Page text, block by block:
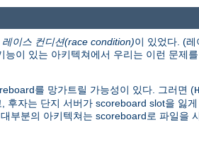
레이스 컨디션(race condition)이 있었다. (
이 있는 아키텍쳐에서 우리는 이런 문제
를 망가트릴 가능성이 있다. 그러면 (
자는 단지 서버가 scoreboard slot을 잃
부분의 아키텍쳐는 scoreboard로 파일을